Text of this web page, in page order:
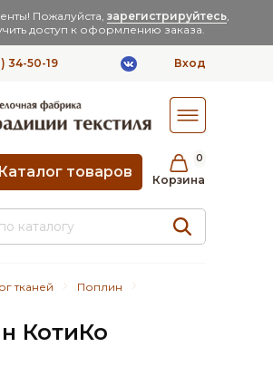
Пожалуйста, зарегистрируйтесь,
доступ к оформлению заказа.
34-50-19 Вход
Каталог товаров Корзина
0
тканей Поплин
КотиКо